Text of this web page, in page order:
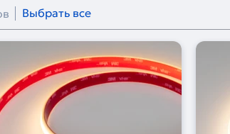
Выбрать все